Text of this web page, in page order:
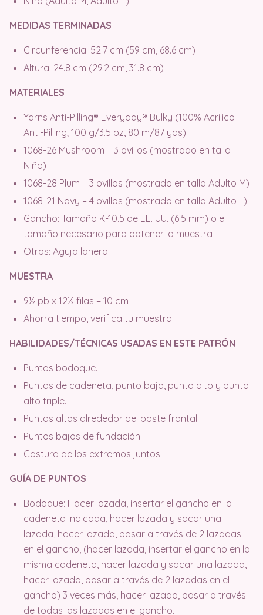
MEDIDAS TERMINADAS
Circunferencia: 52.7 cm (59 cm, 68.6 cm)
Altura: 24.8 cm (29.2 cm, 31.8 cm)
MATERIALES
Yarns Anti-Pilling® Everyday® Bulky (100% Acrílico
Anti-Pilling; 100 g/3.5 oz, 80 m/87 yds)
1068-26 Mushroom – 3 ovillos (mostrado en talla
Niño)
1068-28 Plum – 3 ovillos (mostrado en talla Adulto M)
1068-21 Navy – 4 ovillos (mostrado en talla Adulto L)
Gancho: Tamaño K-10.5 de EE. UU. (6.5 mm) o el
tamaño necesario para obtener la muestra
Otros: Aguja lanera
MUESTRA
9½ pb x 12½ filas = 10 cm
Ahorra tiempo, verifica tu muestra.
HABILIDADES/TÉCNICAS USADAS EN ESTE PATRÓN
Puntos bodoque.
Puntos de cadeneta, punto bajo, punto alto y punto
alto triple.
Puntos altos alrededor del poste frontal.
Puntos bajos de fundación.
Costura de los extremos juntos.
GUÍA DE PUNTOS
Bodoque: Hacer lazada, insertar el gancho en la
cadeneta indicada, hacer lazada y sacar una
lazada, hacer lazada, pasar a través de 2 lazadas
en el gancho, (hacer lazada, insertar el gancho en la
misma cadeneta, hacer lazada y sacar una lazada,
hacer lazada, pasar a través de 2 lazadas en el
gancho) 3 veces más, hacer lazada, pasar a través
de todas las lazadas en el gancho.